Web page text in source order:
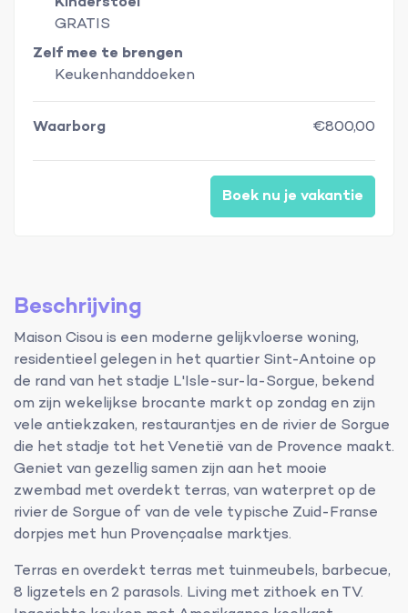
GRATIS
Zelf mee te brengen
Keukenhanddoeken
Waarborg €800,00
Boek nu je vakantie
Beschrijving
Maison Cisou is een moderne gelijkvloerse woning,
residentieel gelegen in het quartier Sint-Antoine op
de rand van het stadje L'Isle-sur-la-Sorgue, bekend
om zijn wekelijkse brocante markt op zondag en zijn
vele antiekzaken, restaurantjes en de rivier de Sorgue
die het stadje tot het Venetië van de Provence maakt.
Geniet van gezellig samen zijn aan het mooie
zwembad met overdekt terras, van waterpret op de
rivier de Sorgue of van de vele typische Zuid-Franse
dorpjes met hun Provençaalse marktjes.
Terras en overdekt terras met tuinmeubels, barbecue,
8 ligzetels en 2 parasols. Living met zithoek en TV.